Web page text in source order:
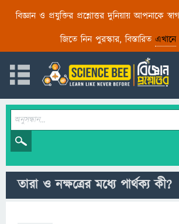
বিজ্ঞান ও প্রযুক্তির প্রশ্নোত্তর দুনিয়ায় আপনাকে
জিতে নিন পুরস্কার, বিস্তারিত এখানে
তারা ও নক্ষত্রের মধ্যে পার্থক্য কী?